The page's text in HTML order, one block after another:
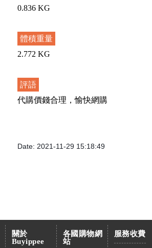
0.836 KG
體積重量
2.772 KG
評語
代購價錢合理，愉快網購
Date: 2021-11-29 15:18:49
關於
Buyippee
各國購物網
站
服務收費